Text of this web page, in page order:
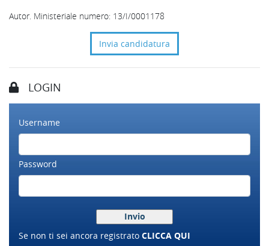
Autor. Ministeriale numero: 13/I/0001178
Invia candidatura
LOGIN
Username
Password
Se non ti sei ancora registrato CLICCA QUI